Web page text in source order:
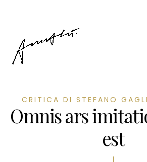
CRITICA DI STEFANO
Omnis ars
est